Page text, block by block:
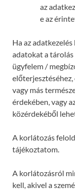
az
e az
Ha az
adatokat a
ügyfelem /
előterjesztéséhez,
vagy más
érdekében, vagy
közérdekéből
A korlátozás
tájékoztatom.
A korlátozásról
kell, akivel a